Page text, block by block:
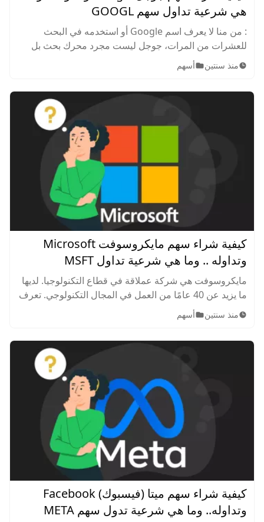
هي شرعية تداول سهم GOOGL
: من منا لا يعرف اسم Google أو استخدمه في البحث
للعشرات من المرات، جوجل ليست مجرد محرك بحث بل
شركة كبيرة ذات صيت واسع ونسبة ربح عالية، تعرف على
كيفية شراء أسهم GOOG ومدى شرعية تداوله.
منذ سنتين أسهم
كيفية شراء سهم مايكروسوفت Microsoft
وتداوله .. وما هي شرعية تداول MSFT
مايكروسوفت هي شركة عملاقة في قطاع التكنولوجيا. لديها
ما يزيد عن 40 عامًا من العمل في المجال التكنولوجي. تعرف
على كيفية شراء سهم مايكروسوفت MSFT وشرعية تداوله.
منذ سنتين أسهم
كيفية شراء سهم ميتا (فيسبوك) Facebook
وتداوله.. وما هي شرعية تدول سهم META